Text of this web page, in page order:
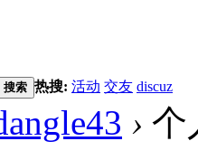
搜索 热搜: 活动 交友 discuz
› 个